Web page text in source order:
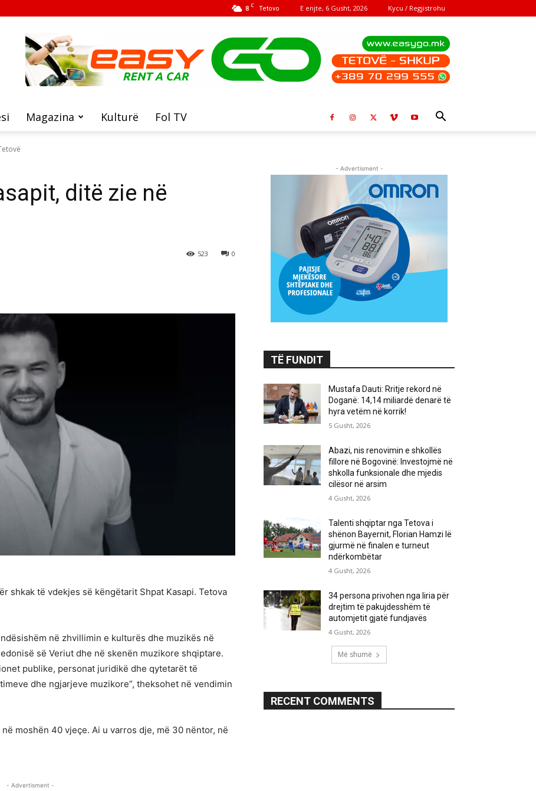
8 C Tetovo E enjte, 6 Gusht, 2026 Kycu / Regjistrohu
Magazina Kulturë Fol TV
ditë zie në
0
523
shkak të vdekjes së këngëtarit Shpat Kasapi. Tetova
në zhvillimin e kulturës dhe muzikës në
së Veriut dhe në skenën muzikore shqiptare.
publike, personat juridikë dhe qytetarët të
dhe ngjarjeve muzikore”, theksohet në vendimin
moshën 40 vjeçe. Ai u varros dje, më 30 nëntor, në
- Advertisment -
- Advertisment -
TË FUNDIT
Mustafa Dauti: Rritje rekord në
Doganë: 14,14 miliardë denarë të
hyra vetëm në korrik!
5 Gusht, 2026
Abazi, nis renovimin e shkollës
fillore në Bogovinë: Investojmë në
shkolla funksionale dhe mjedis
cilësor në arsim
4 Gusht, 2026
Talenti shqiptar nga Tetova i
shënon Bayernit, Florian Hamzi lë
gjurmë në finalen e turneut
ndërkombëtar
4 Gusht, 2026
34 persona privohen nga liria për
drejtim të pakujdesshëm të
automjetit gjatë fundjavës
4 Gusht, 2026
Më shumë
RECENT COMMENTS